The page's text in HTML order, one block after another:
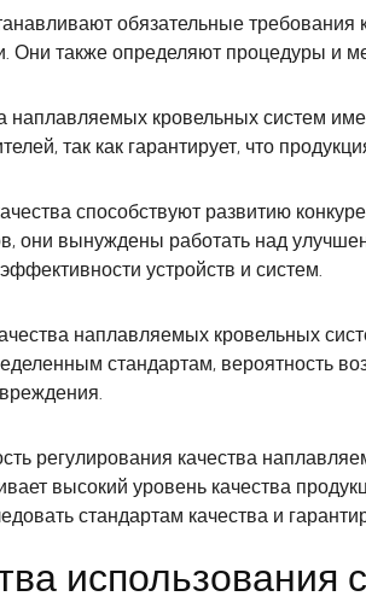
обязательные требования
Они также определяют процедуры и
наплавляемых кровельных систем
так как гарантирует, что
способствуют развитию
они вынуждены работать над
устройств и систем.
наплавляемых кровельных
стандартам, вероятность
регулирования качества
высокий уровень качества
стандартам качества и
использования